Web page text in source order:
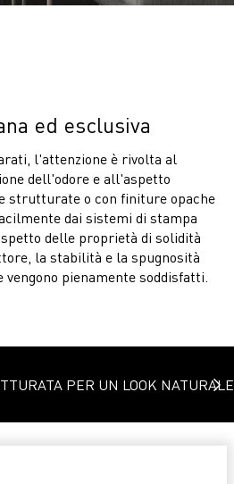
ed esclusiva
l'attenzione è rivolta al
dell'odore e all'aspetto
strutturate o con finiture opache
dai sistemi di stampa
delle proprietà di solidità
la stabilità e la spugnosità
pienamente soddisfatti.
PER UN LOOK NATURALE